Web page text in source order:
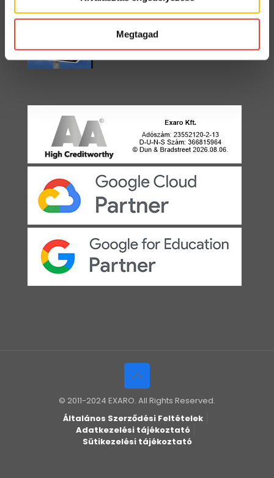
Megtagad
2021. április 22.
© 2011-2024 EXARO. All Rights Reserved.
Általános Szerződési Feltételek
Adatkezelési tájékoztató
Sütikezelési tájékoztató